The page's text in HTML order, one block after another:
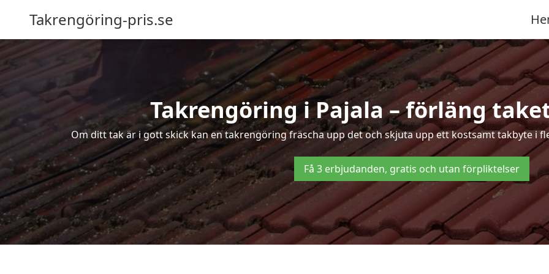
Takrengöring-pris.se
Takrengöring i Pajala – förläng
Om ditt tak är i gott skick kan en takrengöring fräscha upp det och skjuta upp ett kostsamt takbyte i
Få 3 erbjudanden, gratis och utan förpliktelser